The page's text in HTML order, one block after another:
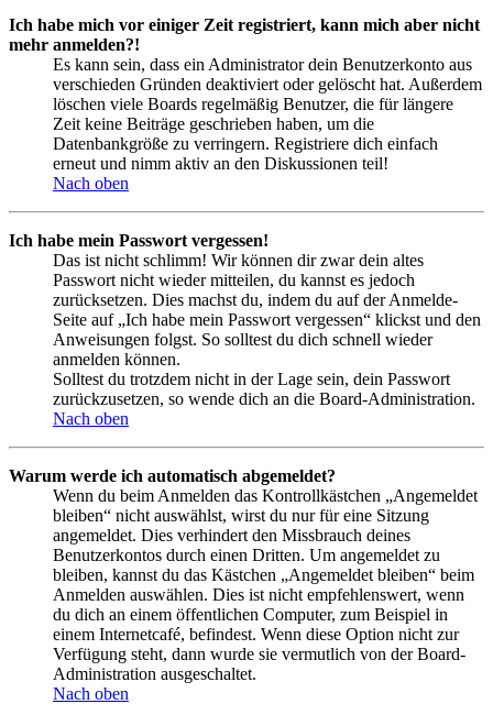
Ich habe mich vor einiger Zeit registriert, kann mich aber nicht
mehr anmelden?!
Es kann sein, dass ein Administrator dein Benutzerkonto aus
verschieden Gründen deaktiviert oder gelöscht hat. Außerdem
löschen viele Boards regelmäßig Benutzer, die für längere
Zeit keine Beiträge geschrieben haben, um die
Datenbankgröße zu verringern. Registriere dich einfach
erneut und nimm aktiv an den Diskussionen teil!
Nach oben
Ich habe mein Passwort vergessen!
Das ist nicht schlimm! Wir können dir zwar dein altes
Passwort nicht wieder mitteilen, du kannst es jedoch
zurücksetzen. Dies machst du, indem du auf der Anmelde-
Seite auf „Ich habe mein Passwort vergessen“ klickst und den
Anweisungen folgst. So solltest du dich schnell wieder
anmelden können.
Solltest du trotzdem nicht in der Lage sein, dein Passwort
zurückzusetzen, so wende dich an die Board-Administration.
Nach oben
Warum werde ich automatisch abgemeldet?
Wenn du beim Anmelden das Kontrollkästchen „Angemeldet
bleiben“ nicht auswählst, wirst du nur für eine Sitzung
angemeldet. Dies verhindert den Missbrauch deines
Benutzerkontos durch einen Dritten. Um angemeldet zu
bleiben, kannst du das Kästchen „Angemeldet bleiben“ beim
Anmelden auswählen. Dies ist nicht empfehlenswert, wenn
du dich an einem öffentlichen Computer, zum Beispiel in
einem Internetcafé, befindest. Wenn diese Option nicht zur
Verfügung steht, dann wurde sie vermutlich von der Board-
Administration ausgeschaltet.
Nach oben